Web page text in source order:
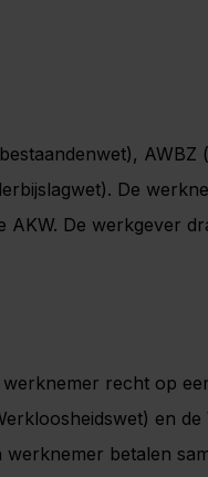
AWBZ
De
De werkgever
recht op
en
betalen